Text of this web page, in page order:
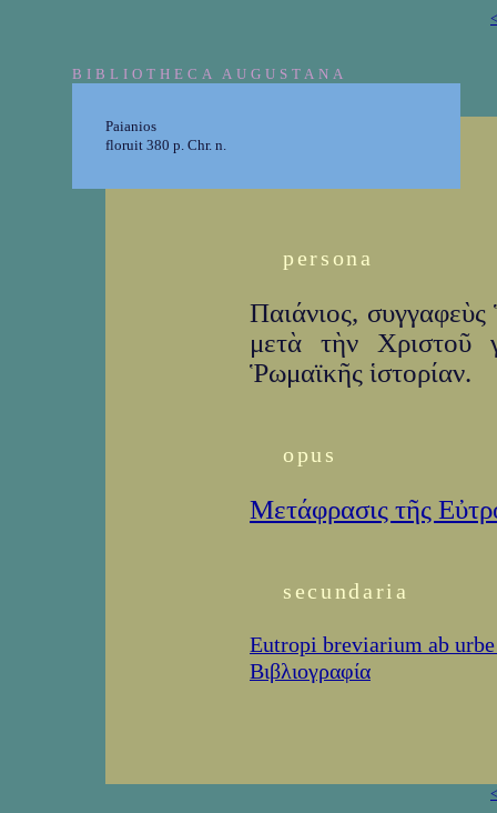
BIBLIOTHECA AUGUSTANA
Paianios
floruit 380 p. Chr. n.
persona
Παιάνιος,
μετὰ τὴν Χριστοῦ
Ῥωμαϊκῆς ἱστορίαν.
opus
Μετάφρασις τῆς
secundaria
Eutropi breviarium ab
Βιβλιογραφία